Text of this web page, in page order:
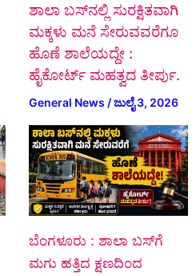
ಶಾಲಾ ಬಸ್‌ನಲ್ಲಿ ಸುರಕ್ಷಿತವಾಗಿ
ಮಕ್ಕಳು ಮನೆ ಸೇರುವವರೆಗೂ
ಹೊಣೆ ಶಾಲೆಯದ್ದೇ :
ಹೈಕೋರ್ಟ್ ಮಹತ್ವದ ತೀರ್ಪು.
General News /ಜುಲೈ 3, 2026
ಬೆಂಗಳೂರು : ಶಾಲಾ ಬಸ್‌ಗೆ
ಮಗು ಹತ್ತಿದ ಕ್ಷಣದಿಂದ